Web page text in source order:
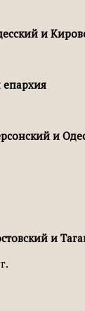
и
епархия
и
и